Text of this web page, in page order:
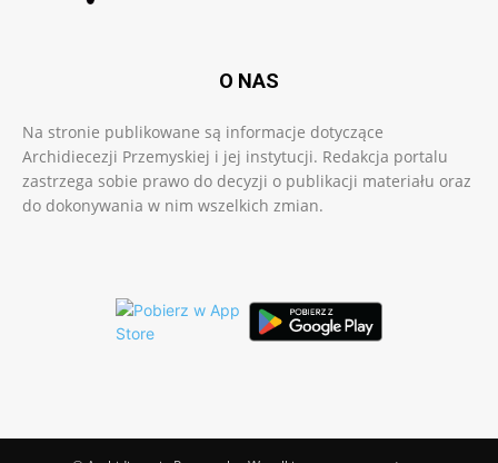
O NAS
Na stronie publikowane są informacje dotyczące
Archidiecezji Przemyskiej i jej instytucji. Redakcja portalu
zastrzega sobie prawo do decyzji o publikacji materiału oraz
do dokonywania w nim wszelkich zmian.